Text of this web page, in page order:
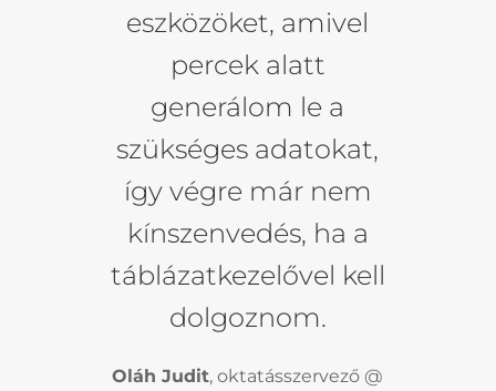
eszközöket, amivel
percek alatt
generálom le a
szükséges adatokat,
így végre már nem
kínszenvedés, ha a
táblázatkezelővel kell
dolgoznom.
Oláh Judit, oktatásszervező @